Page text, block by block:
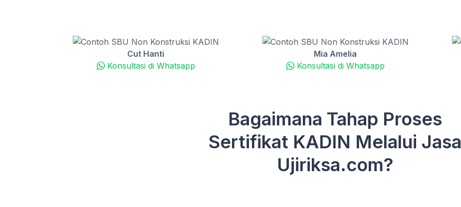
Cut Hanti
Konsultasi di Whatsapp
Mia Amelia
Konsultasi di Whatsapp
Bagaimana Tahap Proses
Sertifikat KADIN Melalui Jasa
Ujiriksa.com?